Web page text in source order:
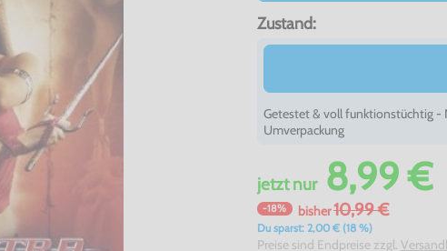
Zustand:
Getestet & voll funktionstüchtig -
Umverpackung
jetztnur8,99 €
-18% bisher10,99 €
Du sparst: 2,00 € (18 %)
Preise sind Endpreise zzgl.